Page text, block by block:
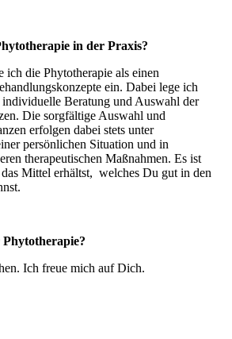
in der Praxis?
ich die Phytotherapie als einen
ein. Dabei lege ich
individuelle Beratung und Auswahl der
Die sorgfältige Auswahl und
erfolgen dabei stets unter
persönlichen Situation und in
therapeutischen Maßnahmen. Es ist
Mittel erhältst, welches Du gut in den
Ich freue mich auf Dich.